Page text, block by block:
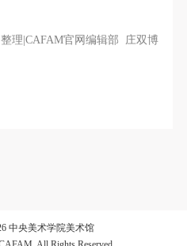
整理|CAFAM官网编辑部 庄双博
中央美术学院美术馆